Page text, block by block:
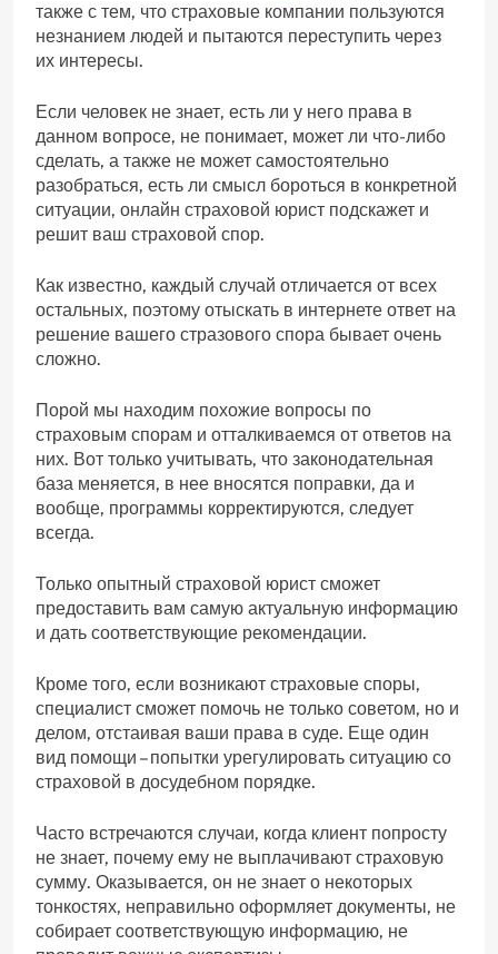
также с тем, что страховые компании пользуются
незнанием людей и пытаются переступить через
их интересы.
Если человек не знает, есть ли у него права в
данном вопросе, не понимает, может ли что-либо
сделать, а также не может самостоятельно
разобраться, есть ли смысл бороться в конкретной
ситуации, онлайн страховой юрист подскажет и
решит ваш страховой спор.
Как известно, каждый случай отличается от всех
остальных, поэтому отыскать в интернете ответ на
решение вашего стразового спора бывает очень
сложно.
Порой мы находим похожие вопросы по
страховым спорам и отталкиваемся от ответов на
них. Вот только учитывать, что законодательная
база меняется, в нее вносятся поправки, да и
вообще, программы корректируются, следует
всегда.
Только опытный страховой юрист сможет
предоставить вам самую актуальную информацию
и дать соответствующие рекомендации.
Кроме того, если возникают страховые споры,
специалист сможет помочь не только советом, но и
делом, отстаивая ваши права в суде. Еще один
вид помощи – попытки урегулировать ситуацию со
страховой в досудебном порядке.
Часто встречаются случаи, когда клиент попросту
не знает, почему ему не выплачивают страховую
сумму. Оказывается, он не знает о некоторых
тонкостях, неправильно оформляет документы, не
собирает соответствующую информацию, не